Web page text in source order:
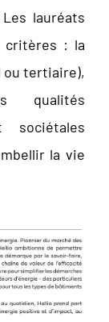
lauréats
critères : la
ou tertiaire),
sociétales
la vie